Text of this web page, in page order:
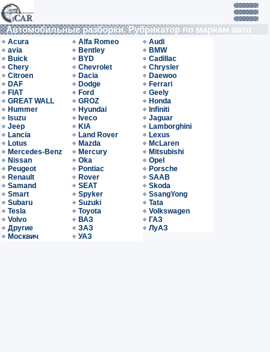
Автомобильные разборки. Рубрикатор по маркам авто
Acura Alfa Romeo
Audi
avia
Bentley
BMW
Buick
BYD
Cadillac
Chery
Chevrolet
Chrysler
Citroen
Dacia
Daewoo
DAF
Dodge
Ferrari
FIAT
Ford
Geely
GREAT WALL
GROZ
Honda
Hummer
Hyundai
Infiniti
Isuzu
Iveco
Jaguar
Jeep
KIA
Lamborghini
Lancia
Land Rover
Lexus
Lotus
Mazda
McLaren
Mercedes-Benz
Mercury
Mitsubishi
Nissan
Oka
Opel
Peugeot
Pontiac
Porsche
Renault
Rover
SAAB
Samand
SEAT
Skoda
Smart
Spyker
SsangYong
Subaru
Suzuki
Tata
Tesla
Toyota
Volkswagen
Volvo
ВАЗ
ГАЗ
Другие
ЗАЗ
ЛуАЗ
Москвич
УАЗ